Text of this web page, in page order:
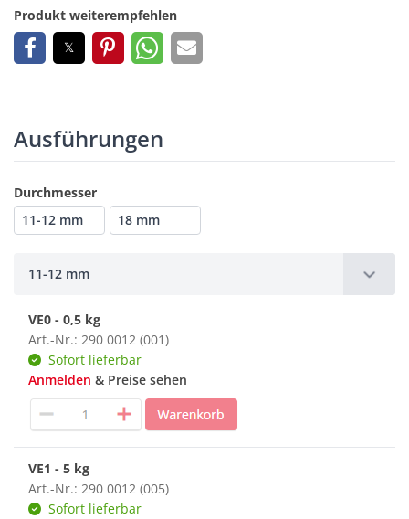
Produkt weiterempfehlen
Ausführungen
Durchmesser
11-12 mm
18 mm
11-12 mm
VE0 - 0,5 kg
Art.-Nr.: 290 0012 (001)
Sofort lieferbar
Anmelden & Preise sehen
VE1 - 5 kg
Art.-Nr.: 290 0012 (005)
Sofort lieferbar